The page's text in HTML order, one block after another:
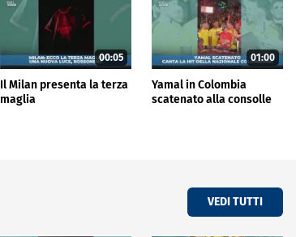
00:05
Il Milan presenta la terza
maglia
01:00
Yamal in Colombia
scatenato alla consolle
VEDI TUTTI